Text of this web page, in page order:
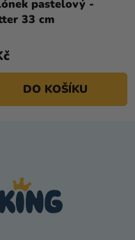
pastelový -
33 cm
DO KOŠÍKU